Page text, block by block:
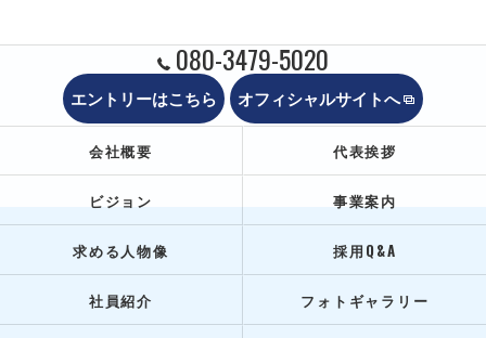
080-3479-5020
エントリーはこちら オフィシャルサイトへ
会社概要 代表挨拶
ビジョン 事業案内
求める人物像 採用Q&A
社員紹介 フォトギャラリー